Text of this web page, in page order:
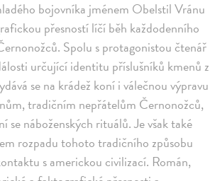
bojovníka jménem Obelstil Vránu
přesností líčí běh každodenního
Spolu s protagonistou čtenář
určující identitu příslušníků kmenů z
se na krádež koní i válečnou výpravu
tradičním nepřátelům Černonožců,
se náboženských rituálů. Je však také
rozpadu tohoto tradičního způsobu
s americkou civilizací. Román,